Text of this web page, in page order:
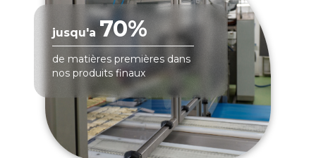
jusqu'a 70%
de matières premières dans
nos produits finaux